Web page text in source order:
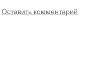
Оставить комментарий